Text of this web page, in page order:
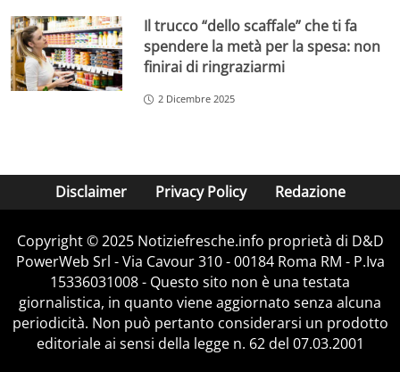
Il trucco “dello scaffale” che ti fa
spendere la metà per la spesa: non
finirai di ringraziarmi
2 Dicembre 2025
Disclaimer Privacy Policy Redazione
Copyright © 2025 Notiziefresche.info proprietà di D&D
PowerWeb Srl - Via Cavour 310 - 00184 Roma RM - P.Iva
15336031008 - Questo sito non è una testata
giornalistica, in quanto viene aggiornato senza alcuna
periodicità. Non può pertanto considerarsi un prodotto
editoriale ai sensi della legge n. 62 del 07.03.2001